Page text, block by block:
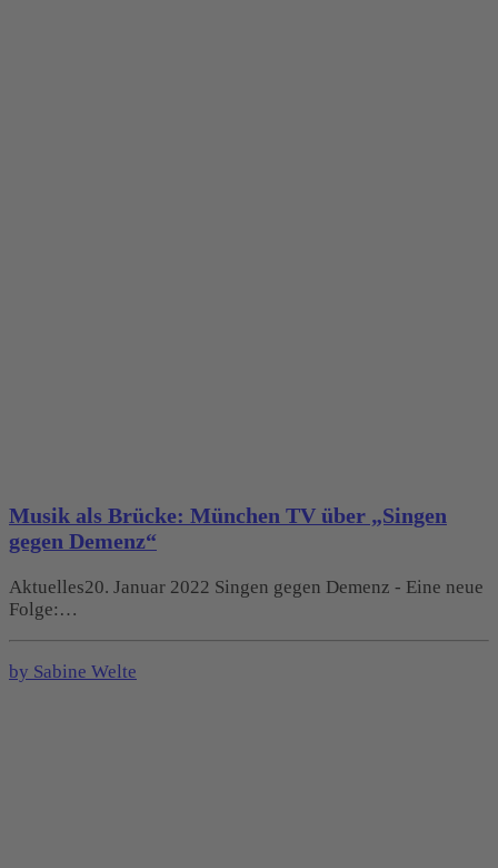
Musik als Brücke: München TV über „Singen
gegen Demenz“
Aktuelles20. Januar 2022 Singen gegen Demenz - Eine neue
Folge:…
by Sabine Welte